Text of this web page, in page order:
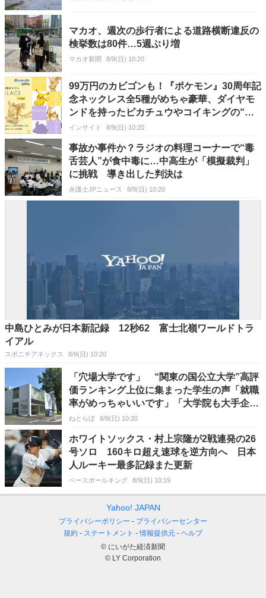
マカオ、週次の歩行者による道路横断違反の
検挙数は80件…5週ぶり増
マカオ新聞 8/9(日) 10:20
99万円のカビゴンも！『ポケモン』30周年記
念ネックレス全5種がめちゃ豪華、ダイヤモ
ンドを持ったピカチュウやコイキングの“は
ねる”も
インサイド 8/9(日) 10:20
事故か事件か？ラジオの料理コーナーで“毒
舌芸人”が食中毒に…中高生が「模擬裁判」
に挑戦 導き出した判決は
弁護士JPニュース 8/9(日) 10:20
中島ひとみが日本新記録 12秒62 富士北嶺ワールドトラ
イアル
スポニチアネックス 8/9(日) 10:20
「穴場大学です」 “関東の国公立大学”高評
価ランキング上位に集まった学生の声「就職
率がめっちゃいいです」「大学院も大手企業
就職も◎」
ねとらぼ 8/9(日) 10:20
ホワイトソックス・村上宗隆が2戦連発の26
号ソロ 160キロ超え速球を逆方向へ 日本
人ルーキー最多記録また更新
ベースボールキング 8/9(日) 10:19
Yahoo! JAPAN
プライバシーポリシー
プライバシーセンター
規約
ステートメント 情報提供元
ヘルプ
© にいがた経済新聞
© LY Corporation